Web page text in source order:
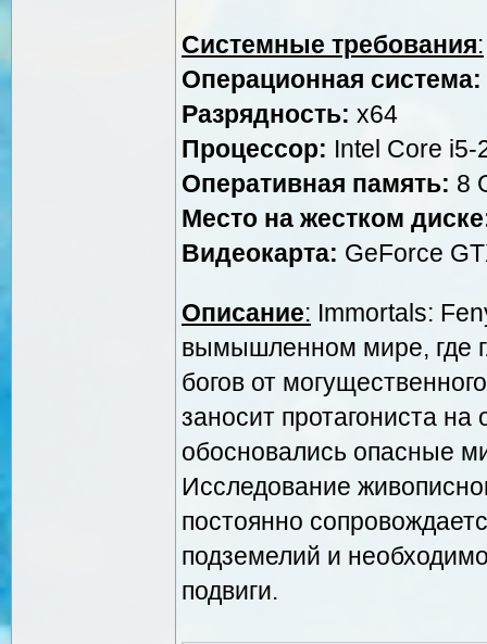
Системные требования:
Операционная система:
Разрядность: x64
Процессор: Intel Core i5-
Оперативная память: 8
Место на жестком
Видеокарта: GeForce
Описание: Immortals:
вымышленном мире, где
богов от
заносит протагониста
обосновались опасные
Исследование
постоянно
подземелий и
подвиги.